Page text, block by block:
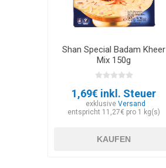
Shan Special Badam Kheer
Mix 150g
1,69€ inkl. Steuer
exklusive Versand
entspricht 11,27€ pro 1 kg(s)
KAUFEN